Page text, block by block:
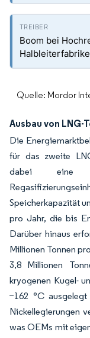
Boom bei
Quelle: Mordor
Ausbau von
Die
für das zweite
dabei eine
Speicherkapazität
pro Jahr, die bis
Darüber hinaus
Millionen Tonnen
3,8 Millionen
kryogenen Kugel-
−162 °C
Nickellegierungen
was OEMs mit